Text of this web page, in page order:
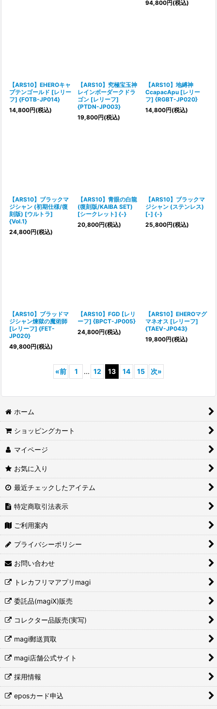
94,800円(税込)
【ARS10】EHEROキャ
プテンゴールド [レリー
フ] {FOTB-JP014}
14,800円(税込)
【ARS10】究極宝玉神
レインボーダークドラ
ゴン [レリーフ]
{PTDN-JP003}
19,800円(税込)
【ARS10】地縛神
CcapacApu [レリー
フ] {RGBT-JP020}
14,800円(税込)
【ARS10】ブラックマ
ジシャン (初期仕様/復
刻版) [ウルトラ]
{Vol.1}
24,800円(税込)
【ARS10】青眼の白龍
(復刻版/KAIBA SET)
[シークレット] {-}
20,800円(税込)
【ARS10】ブラックマ
ジシャン (ステンレス)
[-] {-}
25,800円(税込)
【ARS10】ブラッドマ
ジシャン煉獄の魔術師
[レリーフ] {FET-
JP020}
49,800円(税込)
【ARS10】FGD [レリ
ーフ] {BPCT-JP005}
24,800円(税込)
【ARS10】EHEROマグ
マネオス [レリーフ]
{TAEV-JP043}
19,800円(税込)
«前 1 ... 12 13 14 15 次»
ホーム
ショッピングカート
マイページ
お気に入り
最近チェックしたアイテム
特定商取引法表示
ご利用案内
プライバシーポリシー
お問い合わせ
トレカフリマアプリmagi
委託品(magiX)販売
コレクター品販売(実写)
magi郵送買取
magi店舗公式サイト
採用情報
eposカード申込